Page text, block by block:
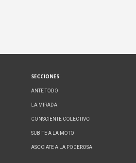
SECCIONES
ANTE TODO
LA MIRADA
CONSCIENTE COLECTIVO
SUBITE A LA MOTO
ASOCIATE A LA PODEROSA